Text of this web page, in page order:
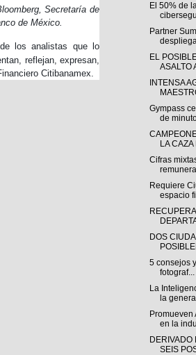
Secretaría de
de México.
los analistas que lo
reflejan, expresan,
Citibanamex.
El 50% de
Partner
EL
ASALTO
INTENSA
Gympass
de
LA
Cifras
Requiere
espacio
DOS
5 consejos
fotograf...
La
la
Promueven
en la
SEIS